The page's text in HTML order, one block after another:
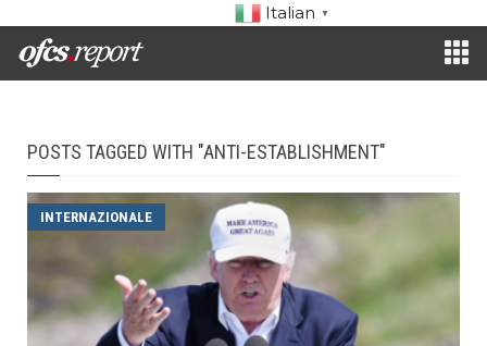
Italian ▼
POSTS TAGGED WITH "ANTI-ESTABLISHMENT"
INTERNAZIONALE